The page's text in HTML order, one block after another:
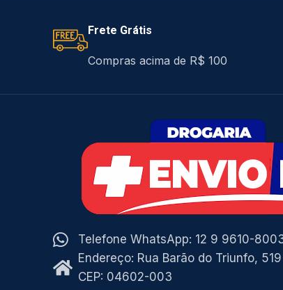
Frete Grátis
Compras acima de R$ 100
Telefone WhatsApp: 12 9 9610-
Endereço: Rua Barão do Triunfo,
CEP: 04602-003